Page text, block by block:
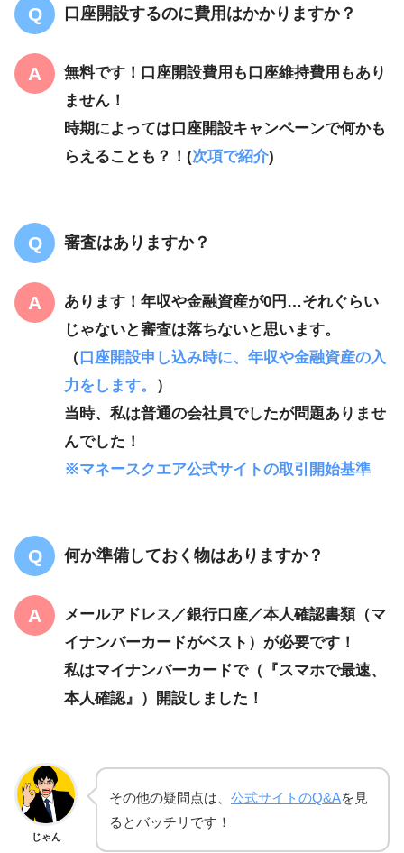
口座開設するのに費用はかかりますか？
無料です！口座開設費用も口座維持費用もあり
ません！
時期によっては口座開設キャンペーンで何かも
らえることも？！(次項で紹介)
審査はありますか？
あります！年収や金融資産が0円…それぐらい
じゃないと審査は落ちないと思います。
（ 口座開設申し込み時に、年収や金融資産の入
力をします。
）
当時、私は普通の会社員でしたが問題ありませ
んでした！
※マネースクエア公式サイトの取引開始基準
何か準備しておく物はありますか？
メールアドレス／銀行口座／本人確認書類（マ
イナンバーカードがベスト）が必要です！
私はマイナンバーカードで（『スマホで最速、
本人確認』）開設しました！
じゃん
その他の疑問点は、 公式サイトのQ&Aを見
るとバッチリです！